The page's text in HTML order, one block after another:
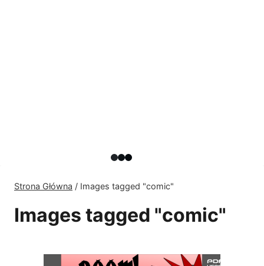
Strona Główna / Images tagged "comic"
Images tagged "comic"